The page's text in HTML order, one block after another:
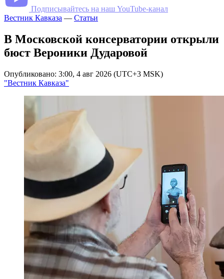
Подписывайтесь на наш YouTube-канал
Вестник Кавказа — Статьи
В Московской консерватории открыли
бюст Вероники Дударовой
Опубликовано: 3:00, 4 авг 2026 (UTC+3 MSK)
"Вестник Кавказа"